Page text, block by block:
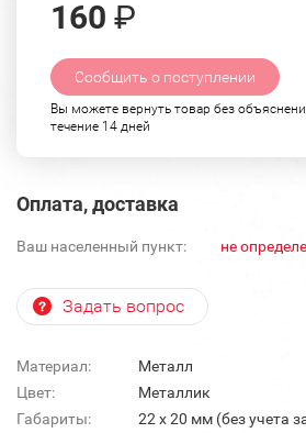
160 ₽
Сообщить о поступлении
Вы можете вернуть товар без
течение 14 дней
Оплата, доставка
Ваш населенный пункт: не
Задать вопрос
Материал:
Металл
Цвет:
Металлик
Габариты:
22 х 20 мм (без учета